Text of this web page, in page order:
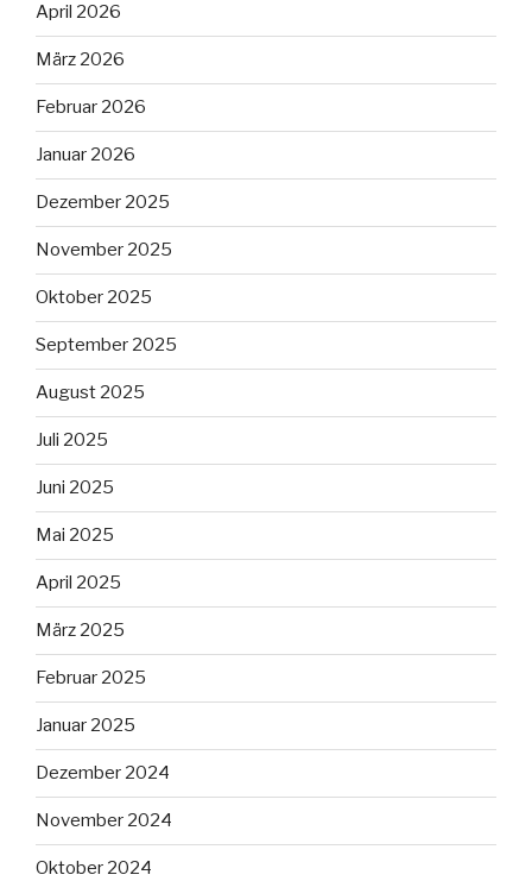
April 2026
März 2026
Februar 2026
Januar 2026
Dezember 2025
November 2025
Oktober 2025
September 2025
August 2025
Juli 2025
Juni 2025
Mai 2025
April 2025
März 2025
Februar 2025
Januar 2025
Dezember 2024
November 2024
Oktober 2024